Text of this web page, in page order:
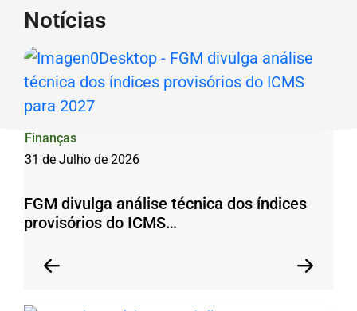
Ir
para
rodapé
[alt+4]
Simpósio
sobre
Regularização
Fundiária
Urbana
especialistas
para
orientar
gestores
municipais
Seção de Notícias
Notícias
Finanças
31 de Julho de 2026
FGM divulga análise técnica dos índices
provisórios do ICMS…
Anterior